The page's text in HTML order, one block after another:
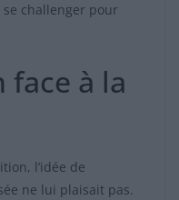
challenger pour
face à la
l’idée de
ne lui plaisait pas.